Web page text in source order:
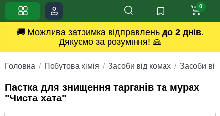
🚚 Можлива затримка відправлень до 2 днів.
Дякуємо за розуміння! 🙏
0
Головна Побутова хімія Засоби від комах Засоби
Пастка для знищення тарганів та мурах
"Чиста хата"